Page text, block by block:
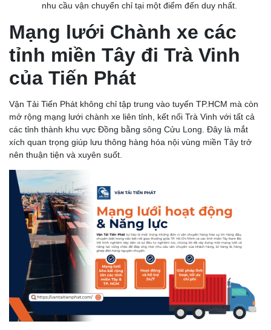
nhu cầu vận chuyển chỉ tại một điểm đến duy nhất.
Mạng lưới Chành xe các
tỉnh miền Tây đi Trà Vinh
của Tiến Phát
Vận Tải Tiến Phát không chỉ tập trung vào tuyến TP.HCM mà còn
mở rộng mạng lưới chành xe liên tỉnh, kết nối Trà Vinh với tất cả
các tỉnh thành khu vực Đồng bằng sông Cửu Long. Đây là mắt
xích quan trọng giúp lưu thông hàng hóa nội vùng miền Tây trở
nên thuận tiện và xuyên suốt.